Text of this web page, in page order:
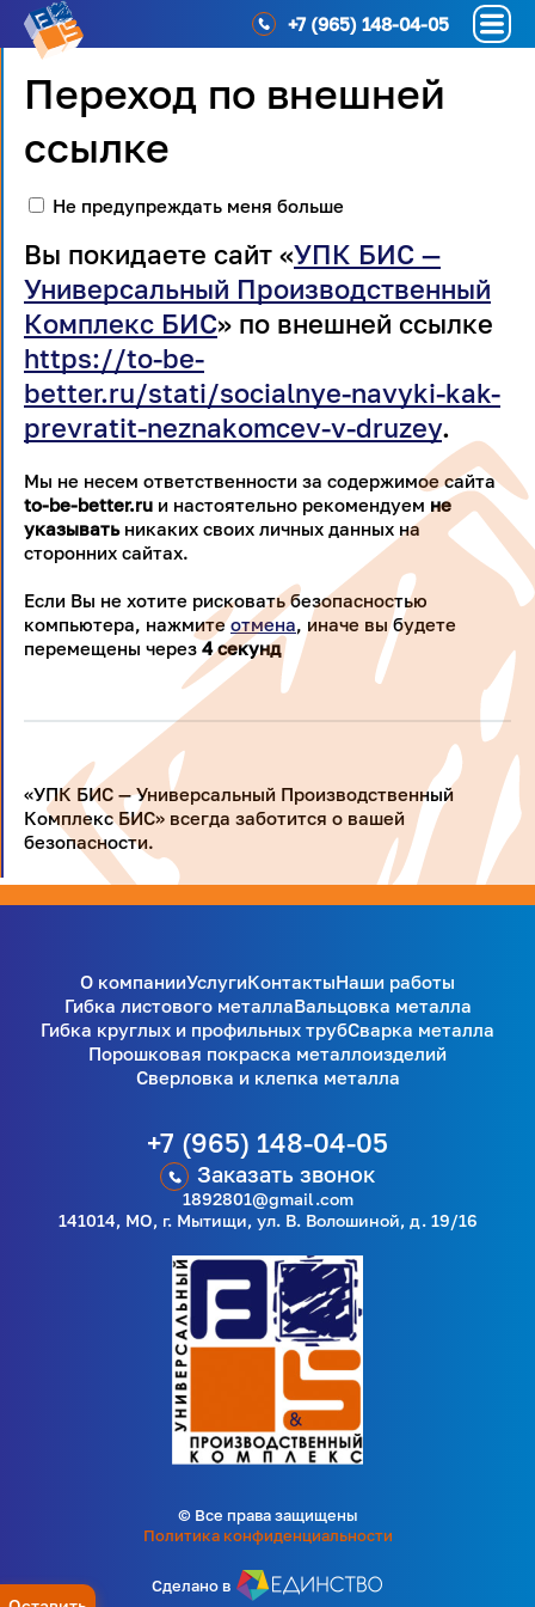
+7 (965) 148-04-05
Переход по внешней
ссылке
Не предупреждать меня больше
Вы покидаете сайт «УПК БИС —
Универсальный Производственный
Комплекс БИС» по внешней ссылке
https://to-be-
better.ru/stati/socialnye-navyki-kak-
prevratit-neznakomcev-v-druzey.
Мы не несем ответственности за содержимое сайта
to-be-better.ru и настоятельно рекомендуем не
указыватьникаких своих личных данных на
сторонних сайтах.
Если Вы не хотите рисковать безопасностью
компьютера, нажмитеотмена, иначе вы будете
перемещены через 4секунд
«УПК БИС — Универсальный Производственный
Комплекс БИС» всегда заботится о вашей
безопасности.
О компанииУслугиКонтактыНаши работы
Гибка листового металлаВальцовка металла
Гибка круглых и профильных трубСварка металла
Порошковая покраска металлоизделий
Сверловка и клепка металла
+7 (965) 148-04-05
Заказать звонок
1892801@gmail.com
141014, МО, г. Мытищи, ул. В. Волошиной, д. 19/16
Сделано в
© Все права защищены
Политика конфиденциальности